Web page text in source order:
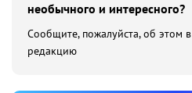
необычного и интересного?
Сообщите, пожалуйста, об этом в
редакцию